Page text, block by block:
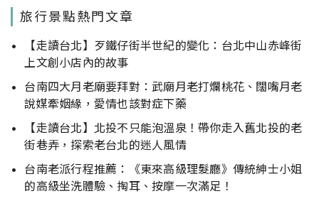
旅行景點熱門文章
【走讀台北】歹鐵仔街半世紀的變化：台北中山赤峰街
上文創小店內的故事
台南四大月老廟要拜對：武廟月老打爛桃花、闊嘴月老
說媒牽姻緣，愛情也該對症下藥
【走讀台北】北投不只能泡溫泉！帶你走入舊北投的老
街巷弄，探索老台北的迷人風情
台南老派行程推薦：《東來高級理髮廳》傳統紳士小姐
的高級坐洗體驗、掏耳、按摩一次滿足！